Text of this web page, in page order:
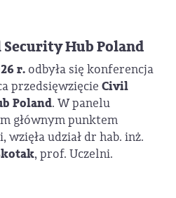
Hub Poland
r.odbyła się konferencja
przedsięwzięcie Civil
Poland. W panelu
głównym punktem
udział dr hab. inż.
, prof. Uczelni.